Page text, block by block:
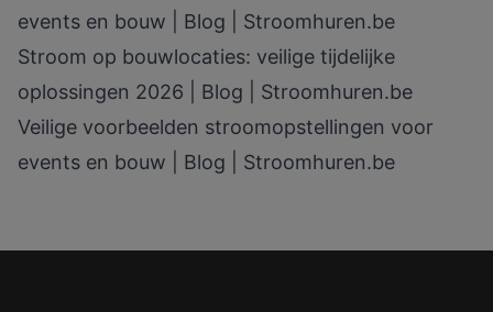
events en bouw | Blog | Stroomhuren.be
Stroom op bouwlocaties: veilige tijdelijke
oplossingen 2026 | Blog | Stroomhuren.be
Veilige voorbeelden stroomopstellingen voor
events en bouw | Blog | Stroomhuren.be